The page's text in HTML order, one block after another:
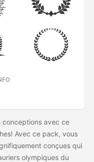
conceptions avec ce
Avec ce pack, vous
conçues qui
olympiques du